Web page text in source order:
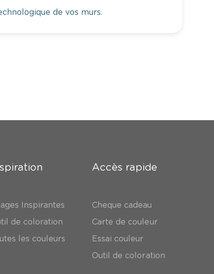
de vos murs.
Inspirantes
de coloration
les couleurs
Accès rapide
Cheque cadeau
Carte de couleur
Essai couleur
Outil de coloration